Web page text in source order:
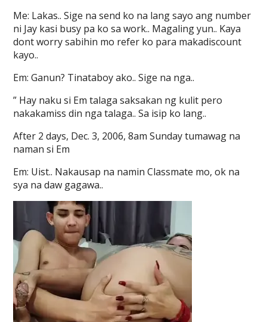
Me: Lakas.. Sige na send ko na lang sayo ang number
ni Jay kasi busy pa ko sa work.. Magaling yun.. Kaya
dont worry sabihin mo refer ko para makadiscount
kayo..
Em: Ganun? Tinataboy ako.. Sige na nga..
” Hay naku si Em talaga saksakan ng kulit pero
nakakamiss din nga talaga.. Sa isip ko lang..
After 2 days, Dec. 3, 2006, 8am Sunday tumawag na
naman si Em
Em: Uist.. Nakausap na namin Classmate mo, ok na
sya na daw gagawa..